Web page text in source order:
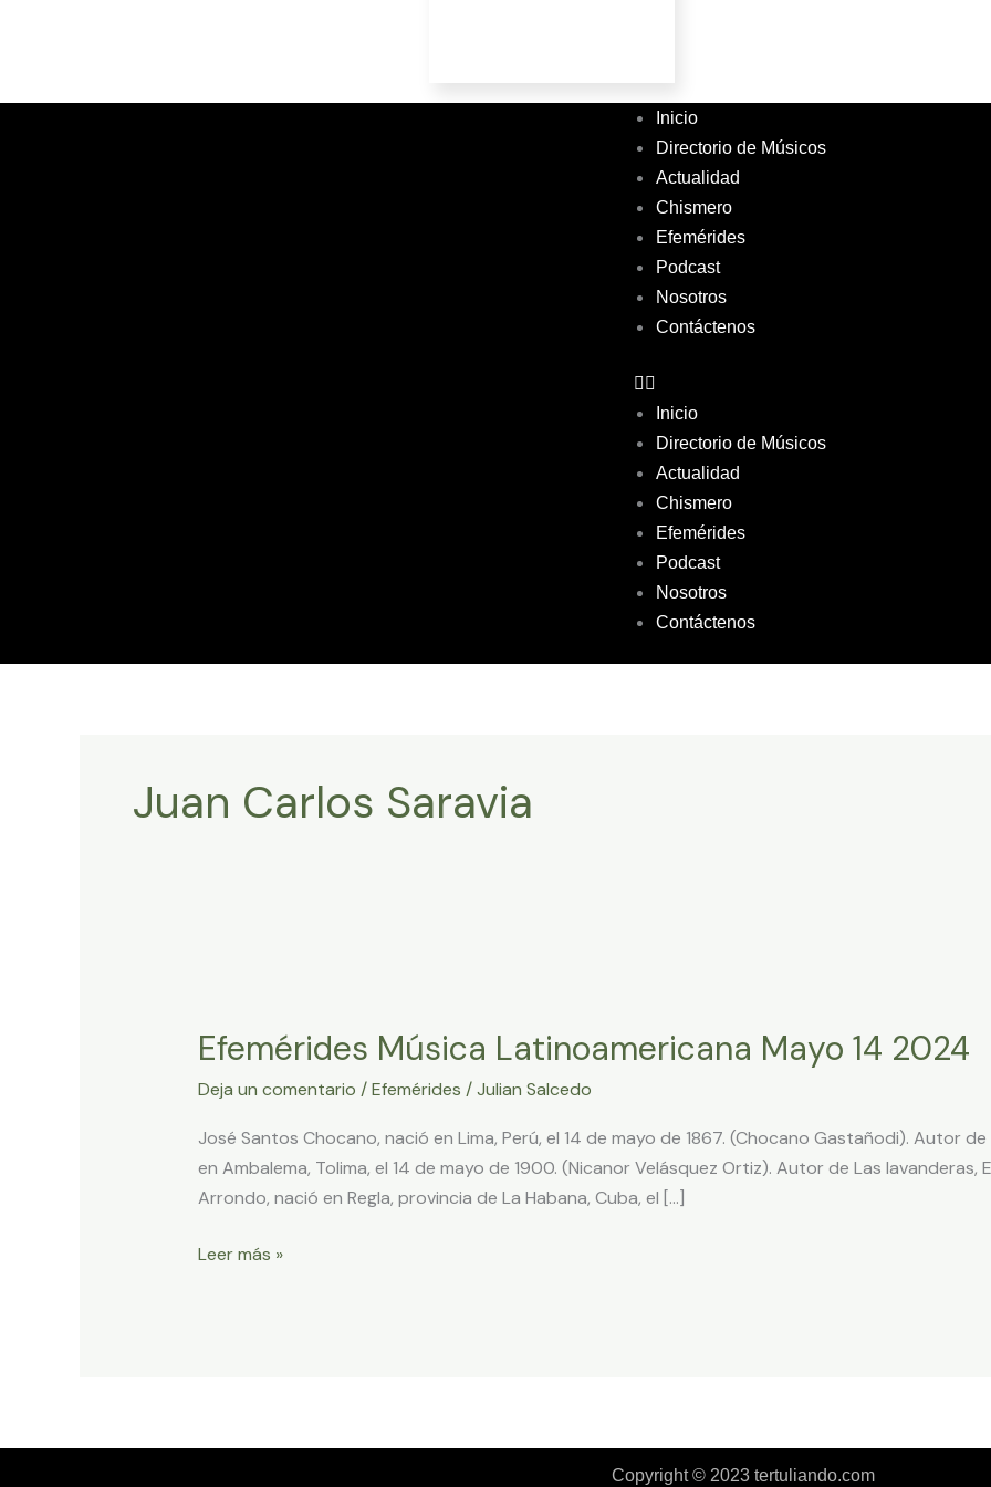
Inicio
Directorio de Músicos
Actualidad
Chismero
Efemérides
Podcast
Nosotros
Contáctenos
Inicio
Directorio de Músicos
Actualidad
Chismero
Efemérides
Podcast
Nosotros
Contáctenos
Juan Carlos Saravia
Efemérides Música Latinoamericana Mayo 14 2024
Deja un comentario /Efemérides /Julian Salcedo
José Santos Chocano, nació en Lima, Perú, el 14 de mayo de 1867. (Chocano Gastañodi). Autor
en Ambalema, Tolima, el 14 de mayo de 1900. (Nicanor Velásquez Ortiz). Autor de Las lavanderas,
Arrondo, nació en Regla, provincia de La Habana, Cuba, el […]
Latinoamericana
14
2024
Leer más »
Copyright © 2023 tertuliando.com